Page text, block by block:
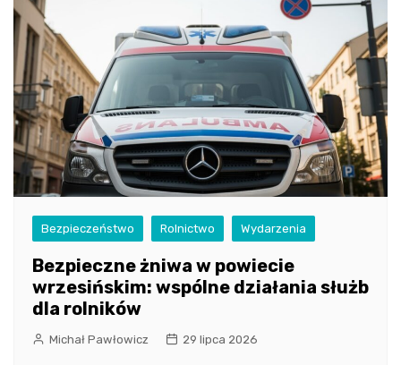
Bezpieczeństwo Rolnictwo Wydarzenia
Bezpieczne żniwa w powiecie
wrzesińskim: wspólne działania służb
dla rolników
Michał Pawłowicz 29 lipca 2026